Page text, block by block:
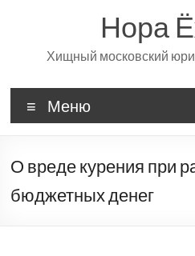
Нора
Хищный московский
Меню
О вреде курения при
бюджетных денег